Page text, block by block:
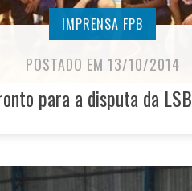
IMPRENSA FPB
POSTADO EM 13/10/2014
para a disputa da LSB